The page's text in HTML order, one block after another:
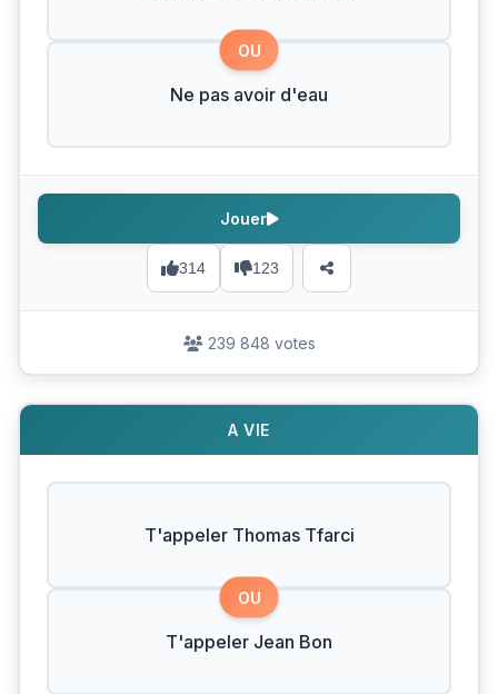
OU
Ne pas avoir d'eau
314 123
Jouer
239 848 votes
A VIE
T'appeler Thomas Tfarci
OU
T'appeler Jean Bon